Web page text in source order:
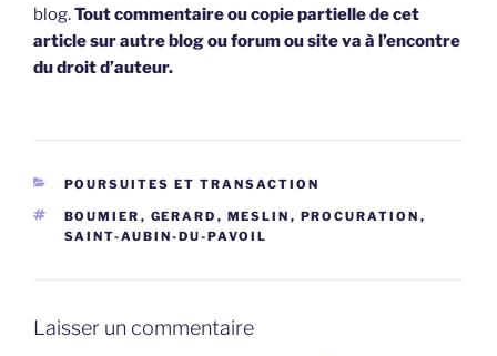
blog.Tout commentaire ou copie partielle de cet
article sur autre blog ou forum ou site va à l’encontre
du droit d’auteur.
CATÉGORIES
POURSUITES ET TRANSACTION
ÉTIQUETTES
BOUMIER , GERARD , MESLIN , PROCURATION ,
SAINT-AUBIN-DU-PAVOIL
Laisser un commentaire